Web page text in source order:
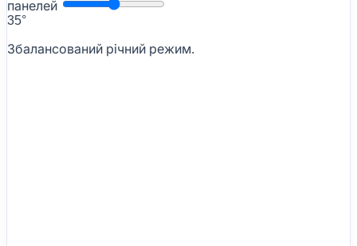
панелей
35°
Збалансований річний режим.